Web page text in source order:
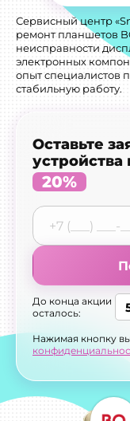
Сервисный центр
ремонт планшетов
неисправности
электронных
опыт специалистов
стабильную работу.
Оставьте
20%
До конца акции
осталось:
Нажимая кнопку